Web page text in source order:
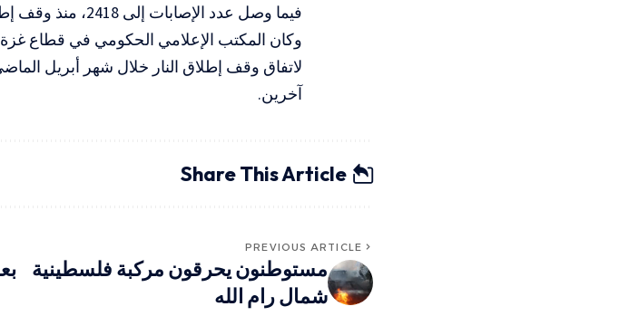
فيما وصل عدد الإصابات إلى 2418، منذ وقف إطلاق النار في 10 أكتوبر/ تشرين الأول 2025.
آخرين.
Share This Article
PREVIOUS ARTICLE
مستوطنون يحرقون مركبة فلسطينية
شمال رام الله